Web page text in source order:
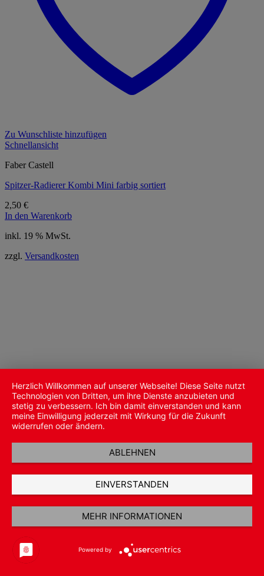
Zu Wunschliste hinzufügen
Schnellansicht
Faber Castell
Spitzer-Radierer Kombi Mini farbig sortiert
2,50 €
In den Warenkorb
inkl. 19 % MwSt.
zzgl. Versandkosten
Herzlich Willkommen auf unserer Webseite! Diese Seite nutzt
Technologien von Dritten, um ihre Dienste anzubieten und
stetig zu verbessern. Ich bin damit einverstanden und kann
meine Einwilligung jederzeit mit Wirkung für die Zukunft
widerrufen oder ändern.
ABLEHNEN
EINVERSTANDEN
MEHR INFORMATIONEN
Powered by